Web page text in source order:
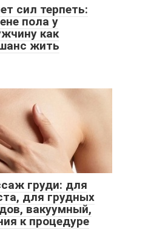
сил терпеть:
пола у
как
жить
груди: для
для грудных
вакуумный,
к процедуре